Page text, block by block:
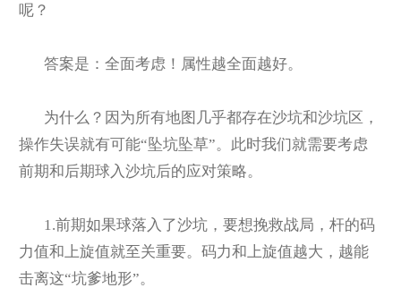
呢？
答案是：全面考虑！属性越全面越好。
为什么？因为所有地图几乎都存在沙坑和沙坑区，
操作失误就有可能“坠坑坠草”。此时我们就需要考虑
前期和后期球入沙坑后的应对策略。
1.前期如果球落入了沙坑，要想挽救战局，杆的码
力值和上旋值就至关重要。码力和上旋值越大，越能
击离这“坑爹地形”。